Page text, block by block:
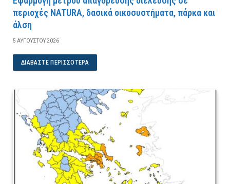
περιοχές NATURA, δασικά οικοσυστήματα, πάρκα και
άλση
5 ΑΥΓΟΎΣΤΟΥ 2026
ΔΙΑΒΆΣΤΕ ΠΕΡΙΣΣΌΤΕΡΑ